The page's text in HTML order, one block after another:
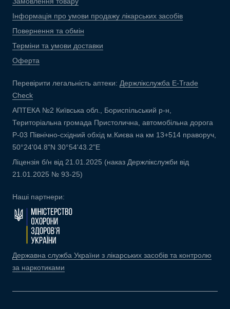
Інформація про умови продажу лікарських засобів
Повернення та обмін
Терміни та умови доставки
Оферта
Перевірити легальність аптеки: Держлікслужба E-Trade
Check
АПТЕКА №2 Київська обл., Бориспільський р-н,
Територіальна громада Пристолична, автомобільна дорога
Р-03 Північно-східний обхід м.Києва на км 13+514 праворуч,
50°24'04.8"N 30°54'43.2"E
Ліцензія б/н від 21.01.2025 (наказ Держлікслужби від
21.01.2025 № 93-25)
Наші партнери:
Державна служба України з лікарських засобів та контролю
за наркотиками